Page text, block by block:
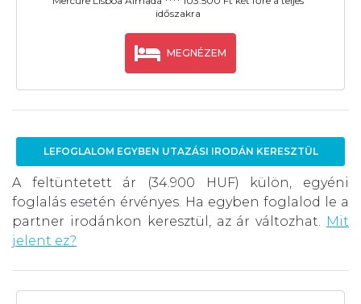
időszakra
MEGNÉZEM
LEFOGLALOM EGYBEN UTAZÁSI IRODÁN KERESZTÜL
A feltüntetett ár (34.900 HUF) külön, egyéni
foglalás esetén érvényes. Ha egyben foglalod le a
partner irodánkon keresztül, az ár változhat.
Mit
jelent ez?